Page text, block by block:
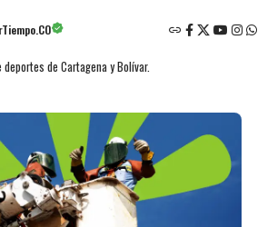
de Cartagena y Bolívar.